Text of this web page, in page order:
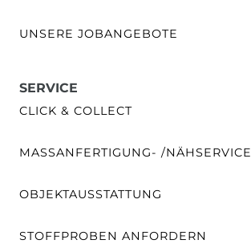
UNSERE JOBANGEBOTE
SERVICE
CLICK & COLLECT
MASSANFERTIGUNG- /NÄHSERVICE
OBJEKTAUSSTATTUNG
STOFFPROBEN ANFORDERN